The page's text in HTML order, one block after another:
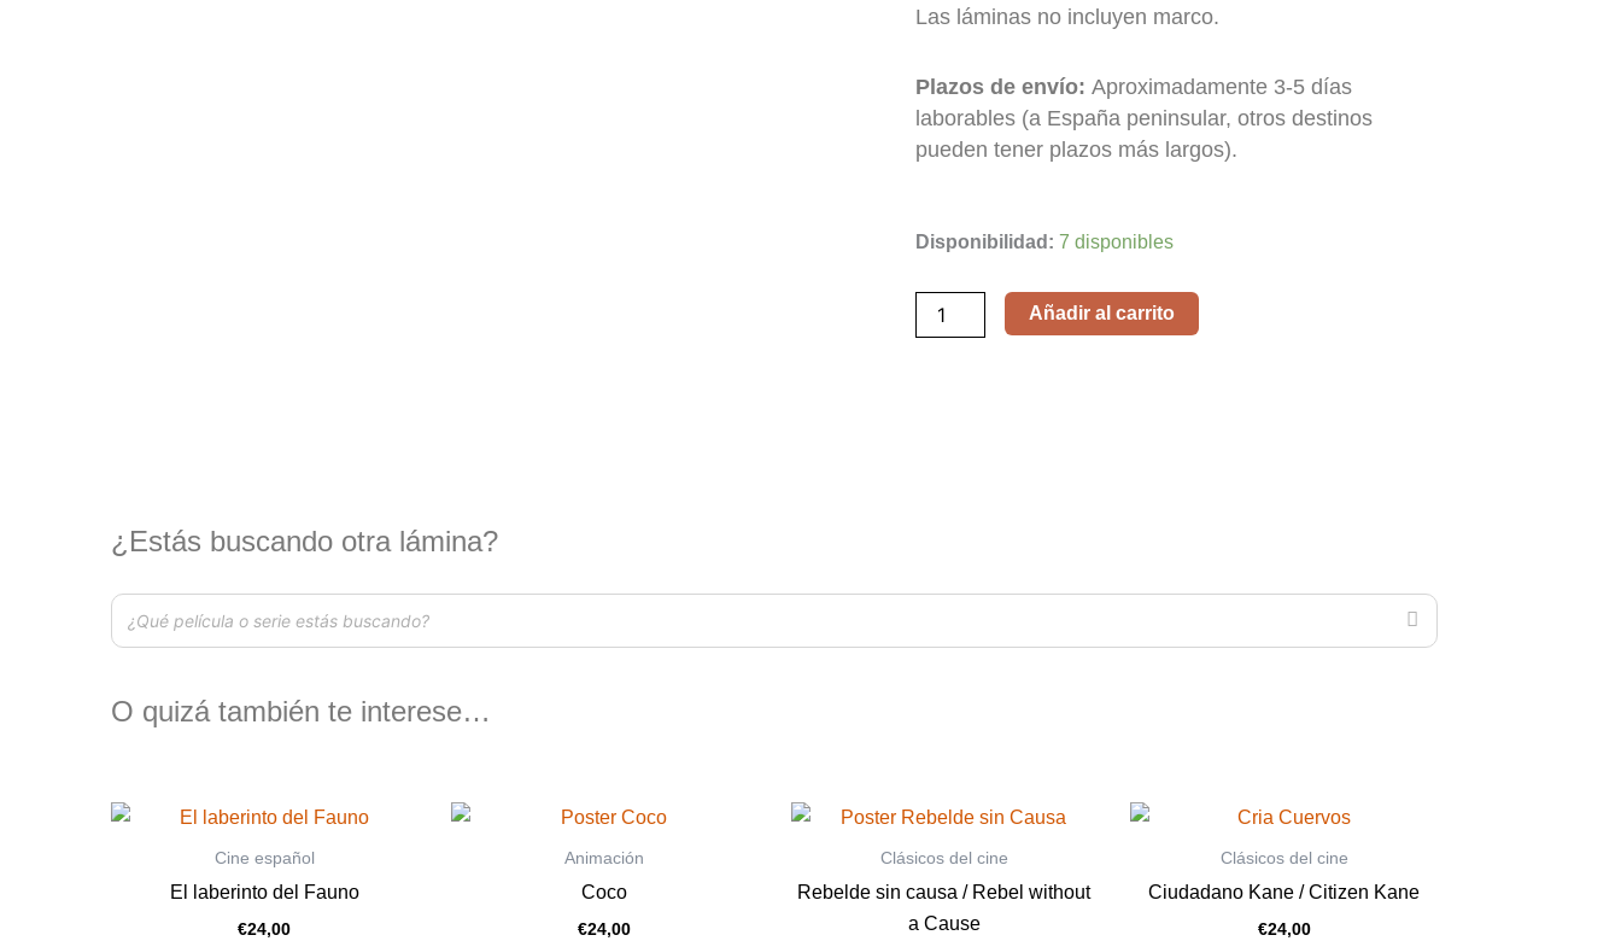
Las láminas no incluyen marco.
Plazos de envío: Aproximadamente 3-5 días
laborables (a España peninsular, otros destinos
pueden tener plazos más largos).
Disponibilidad: 7 disponibles
Mary
Max
cantidad
Añadir al carrito
¿Estás buscando otra lámina?
O quizá también te interese…
Cine español
El laberinto del Fauno
€24,00
Animación
Coco
€24,00
Clásicos del cine
Rebelde sin causa / Rebel without
a Cause
Clásicos del cine
Ciudadano Kane / Citizen Kane
€24,00